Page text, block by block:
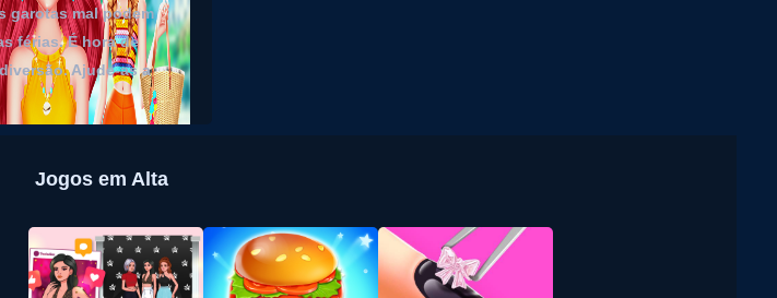
garotas mal podem
férias. É hora de
Ajude-as a
Jogos em Alta